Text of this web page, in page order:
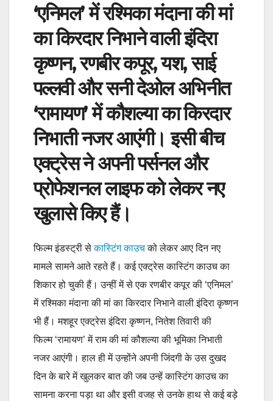
‘एनिमल’ में रश्मिका मंदाना की मां
का किरदार निभाने वाली इंदिरा
कृष्णन, रणबीर कपूर, यश, साई
पल्लवी और सनी देओल अभिनीत
‘रामायण’ में कौशल्या का किरदार
निभाती नजर आएंगी। इसी बीच
एक्ट्रेस ने अपनी पर्सनल और
प्रोफेशनल लाइफ को लेकर नए
खुलासे किए हैं।
फिल्म इंडस्ट्री सेकास्टिंग काउचको लेकर आए दिन नए
मामले सामने आते रहते हैं। कई एक्ट्रेस कास्टिंग काउच का
शिकार हो चुकी हैं। उन्हीं में से एक रणबीर कपूर की ‘एनिमल’
में रश्मिका मंदाना की मां का किरदार निभाने वाली इंदिरा कृष्णन
भी हैं। मशहूर एक्ट्रेस इंदिरा कृष्णन, नितेश तिवारी की
फिल्म ‘रामायण’ में राम की मां कौशल्या की भूमिका निभाती
नजर आएंगी। हाल ही में उन्होंने अपनी जिंदगी के उस दुखद
दिन के बारे में खुलकर बात की जब उन्हें कास्टिंग काउच का
सामना करना पड़ा था और इसी वजह से उनके हाथ से कई बड़े